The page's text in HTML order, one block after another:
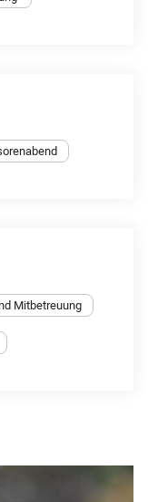
Mitbetreuung